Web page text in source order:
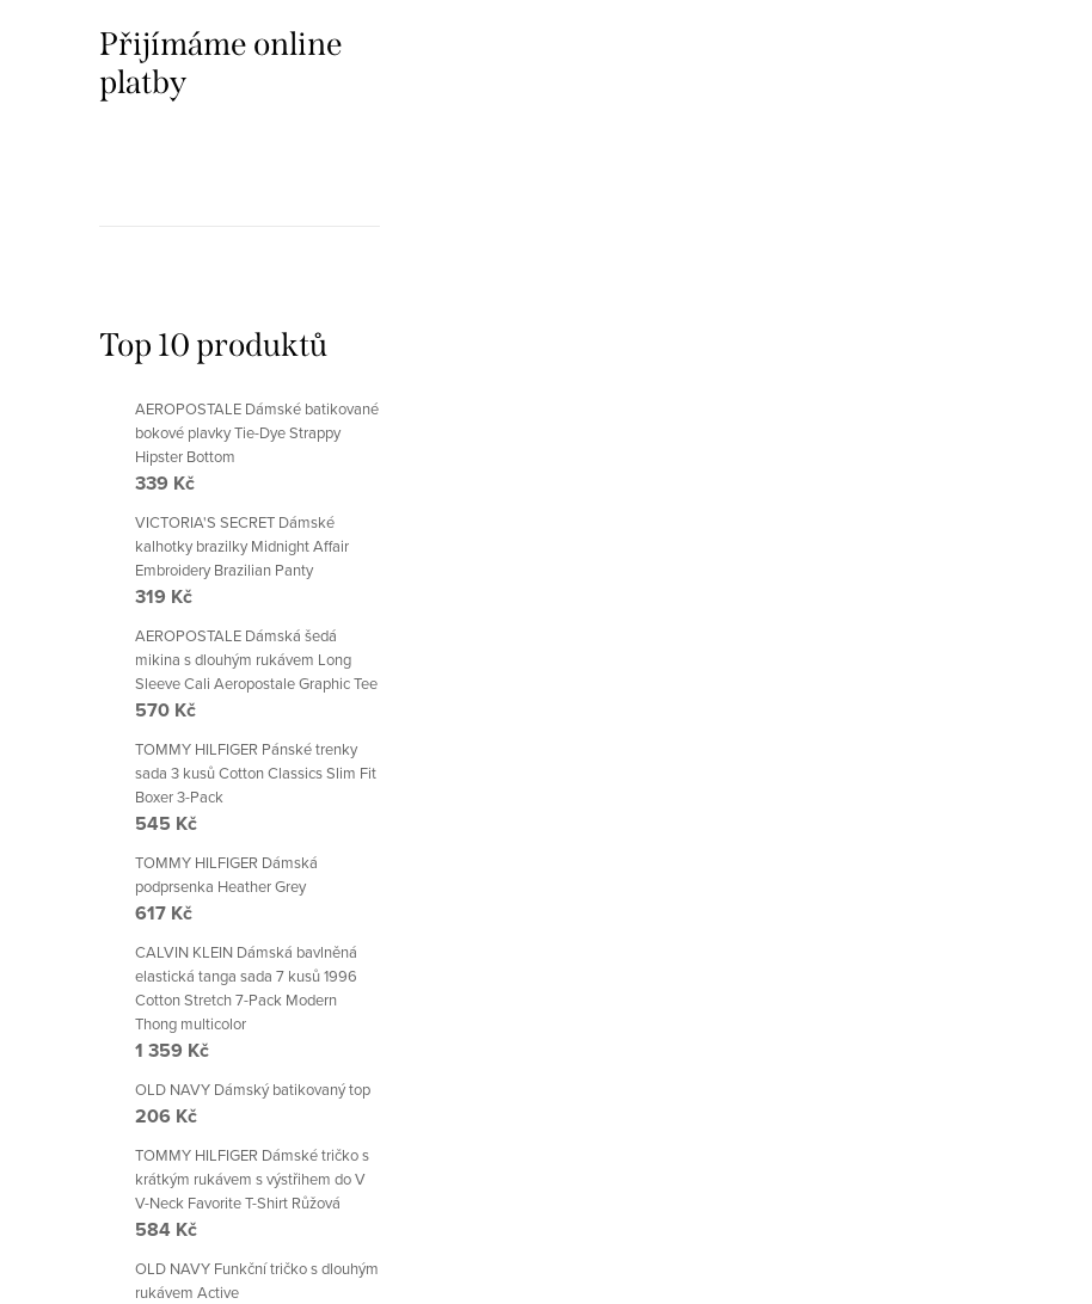
Přijímáme online
platby
Top 10 produktů
AEROPOSTALE Dámské batikované
bokové plavky Tie-Dye Strappy
Hipster Bottom
339 Kč
VICTORIA'S SECRET Dámské
kalhotky brazilky Midnight Affair
Embroidery Brazilian Panty
319 Kč
AEROPOSTALE Dámská šedá
mikina s dlouhým rukávem Long
Sleeve Cali Aeropostale Graphic Tee
570 Kč
TOMMY HILFIGER Pánské trenky
sada 3 kusů Cotton Classics Slim Fit
Boxer 3-Pack
545 Kč
TOMMY HILFIGER Dámská
podprsenka Heather Grey
617 Kč
CALVIN KLEIN Dámská bavlněná
elastická tanga sada 7 kusů 1996
Cotton Stretch 7-Pack Modern
Thong multicolor
1 359 Kč
OLD NAVY Dámský batikovaný top
206 Kč
TOMMY HILFIGER Dámské tričko s
krátkým rukávem s výstřihem do V
V-Neck Favorite T-Shirt Růžová
584 Kč
OLD NAVY Funkční tričko s dlouhým
rukávem Active